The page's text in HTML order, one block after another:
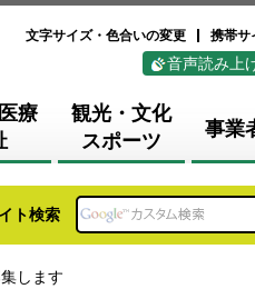
文字サイズ・色合いの変更 携帯サ
音声読み上
療
観光・文化
スポーツ
事業
ト検索
します